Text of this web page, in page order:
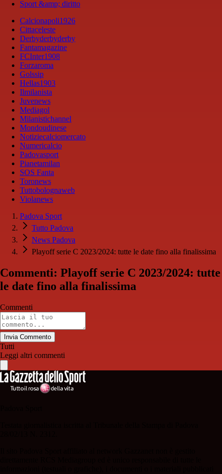
Sport &amp; diritto
Calcionapoli1926
Cittaceleste
Derbyderbyderby
Fantamagazine
FCInter1908
Forzaroma
Golssip
Hellas1903
Ilmilanista
Juvenews
Mediagol
Milanistichannel
Mondoudinese
Notiziecalciomercato
Numericalcio
Padovasport
Pianetamilan
SOS Fanta
Toronews
Tuttobolognaweb
Violanews
Padova Sport
Tutto Padova
News Padova
Playoff serie C 2023/2024: tutte le date fino alla finalissima
Commenti: Playoff serie C 2023/2024: tutte
le date fino alla finalissima
Commenti
Invia Commento
Tutti
Leggi altri commenti